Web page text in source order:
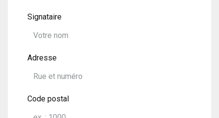
Signataire
Adresse
Code postal